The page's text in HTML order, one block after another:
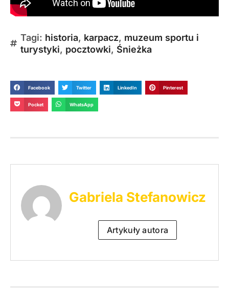
Tagi: historia, karpacz, muzeum sportu i
turystyki, pocztowki, Śnieżka
Facebook Twitter LinkedIn Pinterest
Pocket WhatsApp
Gabriela Stefanowicz
Artykuły autora